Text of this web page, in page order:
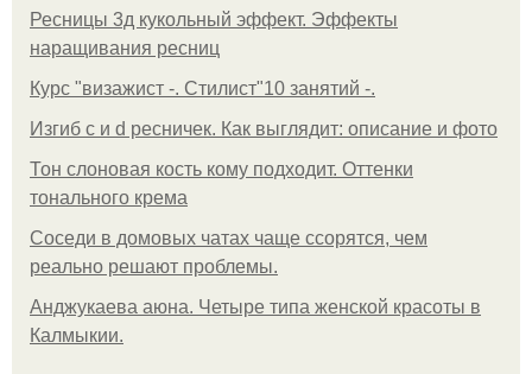
Ресницы 3д кукольный эффект. Эффекты
наращивания ресниц
Курс "визажист -. Стилист"10 занятий -.
Изгиб c и d ресничек. Как выглядит: описание и фото
Тон слоновая кость кому подходит. Оттенки
тонального крема
Соседи в домовых чатах чаще ссорятся, чем
реально решают проблемы.
Анджукаева аюна. Четыре типа женской красоты в
Калмыкии.